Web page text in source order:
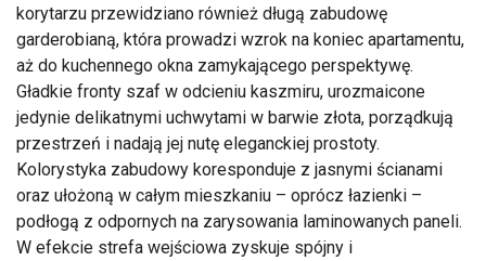
korytarzu przewidziano również długą zabudowę
garderobianą, która prowadzi wzrok na koniec apartamentu,
aż do kuchennego okna zamykającego perspektywę.
Gładkie fronty szaf w odcieniu kaszmiru, urozmaicone
jedynie delikatnymi uchwytami w barwie złota, porządkują
przestrzeń i nadają jej nutę eleganckiej prostoty.
Kolorystyka zabudowy koresponduje z jasnymi ścianami
oraz ułożoną w całym mieszkaniu – oprócz łazienki –
podłogą z odpornych na zarysowania laminowanych paneli.
W efekcie strefa wejściowa zyskuje spójny i